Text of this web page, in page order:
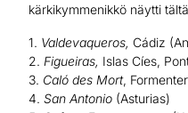
kärkikymmenikkö näytti
1. Valdevaqueros, Cádiz
2. Figueiras, Islas Cíes,
3. Caló des Mort,
4. San Antonio (Asturias)